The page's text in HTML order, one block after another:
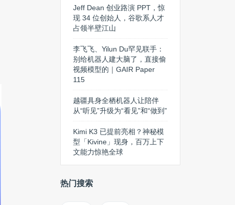
Jeff Dean 创业路演 PPT，惊
现 34 位创始人，谷歌系人才
占领半壁江山
李飞飞、Yilun Du罕见联手：
别给机器人建大脑了，直接偷
视频模型的｜GAIR Paper
115
越疆具身全栖机器人让陪伴
从“听见”升级为“看见”和“做到”
Kimi K3 已提前亮相？神秘模
型「Kivine」现身，百万上下
文能力惊艳全球
热门搜索